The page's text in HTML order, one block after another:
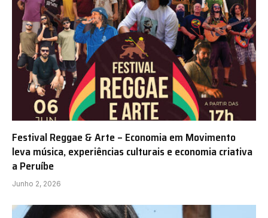
Festival Reggae & Arte – Economia em Movimento
leva música, experiências culturais e economia criativa
a Peruíbe
Junho 2, 2026